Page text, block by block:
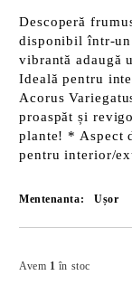
Descoperă
disponibil într-un
vibrantă adaugă
Ideală pentru
Acorus
proaspăt și
plante! * Aspect
pentru interior/
Mentenanta: Ușor
Avem 1 în stoc